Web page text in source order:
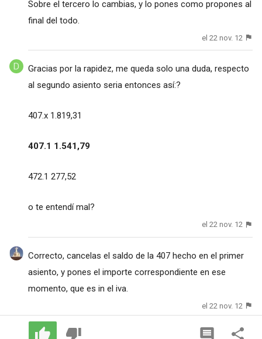
Sobre el tercero lo cambias, y lo pones como propones al
final del todo.
el 22 nov. 12
Gracias por la rapidez, me queda solo una duda, respecto
al segundo asiento seria entonces así:?
407.x 1.819,31
407.1 1.541,79
472.1 277,52
o te entendí mal?
el 22 nov. 12
Correcto, cancelas el saldo de la 407 hecho en el primer
asiento, y pones el importe correspondiente en ese
momento, que es in el iva.
el 22 nov. 12